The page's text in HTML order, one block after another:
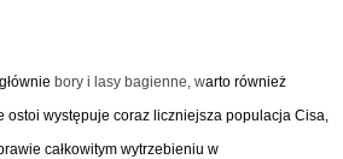
bory i lasy bagienne, warto również
ostoi występuje coraz liczniejsza populacja Cisa,
całkowitym wytrzebieniu w